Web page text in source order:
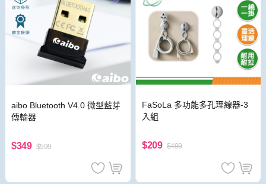
aibo Bluetooth V4.0 微型藍芽
傳輸器
$349 $599
FaSoLa 多功能多孔理線器-3
入組
$209 $499